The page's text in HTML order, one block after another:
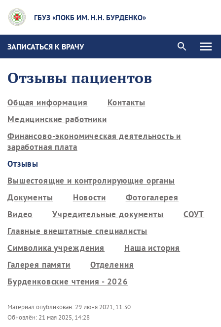
ГБУЗ «ПОКБ ИМ. Н.Н. БУРДЕНКО»
ЗАПИСАТЬСЯ К ВРАЧУ
Отзывы пациентов
Общая информация
Контакты
Медицинские работники
Финансово-экономическая деятельность и
заработная плата
Отзывы
Вышестоящие и контролирующие органы
Документы
Новости
Фотогалерея
Видео
Учредительные документы
СОУТ
Главные внештатные специалисты
Символика учреждения
Наша история
Галерея памяти
Отделения
Бурденковские чтения - 2026
Материал опубликован: 29 июня 2021, 11:30
Обновлён: 21 мая 2025, 14:28